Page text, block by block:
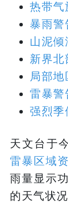
热带气
暴雨
山泥倾
新界北
局部
雷暴警
强烈季
天文台于
雷暴区域
雨量显示
的天气状况